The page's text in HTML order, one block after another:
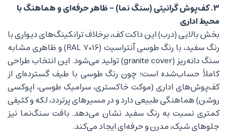
۳. کف‌پوش گرانیتی (سنگ نما) – ظاهر حرفه‌ای و هماهنگ با
محیط اداری
بخش بالایی (درب) این داکت کف، برخلاف ترانکینگ‌های دیواری با
رنگ سفید، با رنگ طوسی آنتراسیت (RAL 7016) و ظاهری مشابه
سنگ دانه‌ریز (granite cover) تولید می‌شود. این انتخاب طراحی
کاملاً حساب‌شده است؛ چون رنگ طوسی با طیف گسترده‌ای از
کف‌پوش‌های اداری (موکت خاکستری، سرامیک طوسی، اپوکسی
روشن) هماهنگی طبیعی دارد و در مسیرهای پرتردد، لکه و کثیفی
کمتری نسبت به رنگ سفید نشان می‌دهد. بافت سنگ‌نما نیز
جلوهای شیک، مدرن و حرفه‌ای ایجاد می‌کند.